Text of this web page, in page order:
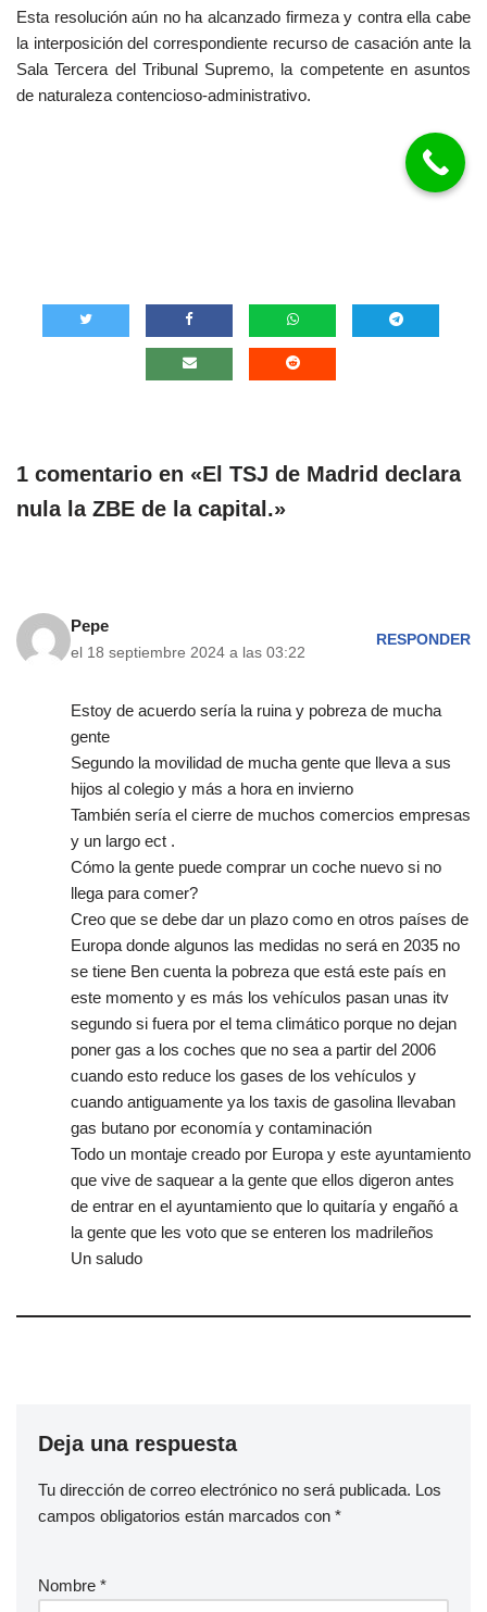
Esta resolución aún no ha alcanzado firmeza y contra ella cabe
la interposición del correspondiente recurso de casación ante la
Sala Tercera del Tribunal Supremo, la competente en asuntos
de naturaleza contencioso-administrativo.
1 comentario en «El TSJ de Madrid declara
nula la ZBE de la capital.»
Pepe
el 18 septiembre 2024 a las 03:22
RESPONDER
Estoy de acuerdo sería la ruina y pobreza de mucha
gente
Segundo la movilidad de mucha gente que lleva a sus
hijos al colegio y más a hora en invierno
También sería el cierre de muchos comercios empresas
y un largo ect .
Cómo la gente puede comprar un coche nuevo si no
llega para comer?
Creo que se debe dar un plazo como en otros países de
Europa donde algunos las medidas no será en 2035 no
se tiene Ben cuenta la pobreza que está este país en
este momento y es más los vehículos pasan unas itv
segundo si fuera por el tema climático porque no dejan
poner gas a los coches que no sea a partir del 2006
cuando esto reduce los gases de los vehículos y
cuando antiguamente ya los taxis de gasolina llevaban
gas butano por economía y contaminación
Todo un montaje creado por Europa y este ayuntamiento
que vive de saquear a la gente que ellos digeron antes
de entrar en el ayuntamiento que lo quitaría y engañó a
la gente que les voto que se enteren los madrileños
Un saludo
Deja una respuesta
Tu dirección de correo electrónico no será publicada. Los
campos obligatorios están marcados con *
Nombre *